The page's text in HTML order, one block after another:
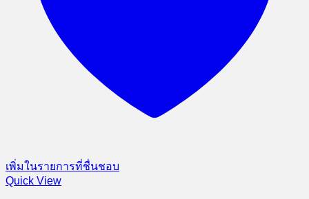
เพิ่มในรายการที่ชื่นชอบ
Quick View